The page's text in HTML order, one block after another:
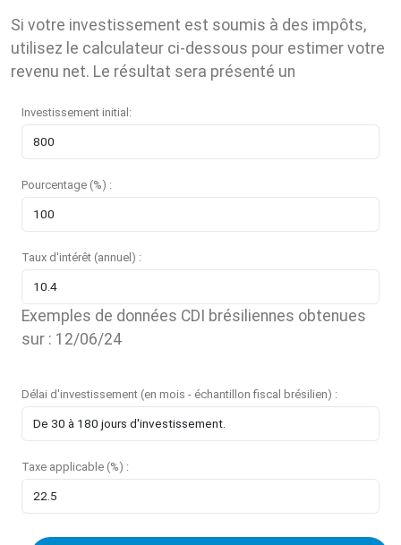
Si votre investissement est soumis à des impôts,
utilisez le calculateur ci-dessous pour estimer votre
revenu net. Le résultat sera présenté un
Investissement initial:
Pourcentage (%) :
Taux d'intérêt (annuel) :
Exemples de données CDI brésiliennes obtenues
sur : 12/06/24
Délai d'investissement (en mois - échantillon fiscal brésilien) :
Taxe applicable (%) :